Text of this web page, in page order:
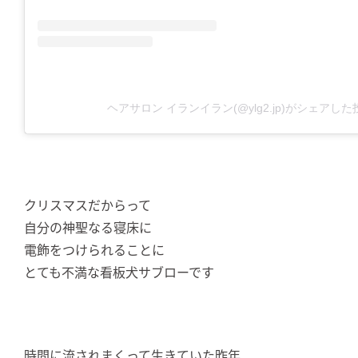
ヘアサロン イランイラン(@ylg2.jp)がシェアした
クリスマスだからって
自分の神聖なる寝床に
電飾をつけられることに
とても不満な看板犬サブローです